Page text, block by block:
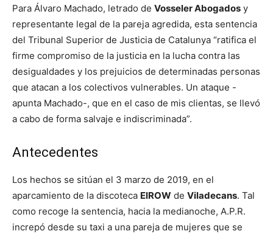
Para Álvaro Machado, letrado de Vosseler Abogados y
representante legal de la pareja agredida, esta sentencia
del Tribunal Superior de Justicia de Catalunya “ratifica el
firme compromiso de la justicia en la lucha contra las
desigualdades y los prejuicios de determinadas personas
que atacan a los colectivos vulnerables. Un ataque -
apunta Machado-, que en el caso de mis clientas, se llevó
a cabo de forma salvaje e indiscriminada”.
Antecedentes
Los hechos se sitúan el 3 marzo de 2019, en el
aparcamiento de la discoteca ElROW de Viladecans. Tal
como recoge la sentencia, hacia la medianoche, A.P.R.
increpó desde su taxi a una pareja de mujeres que se